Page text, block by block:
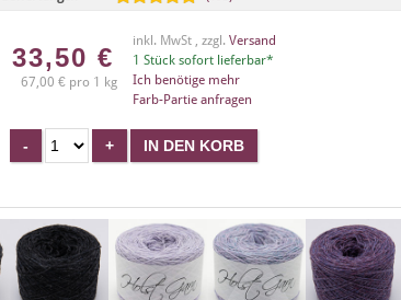
33,50 €
67,00 € pro 1 kg
inkl. MwSt , zzgl. Versand
1 Stück sofort lieferbar*
Ich benötige mehr
Farb-Partie anfragen
X